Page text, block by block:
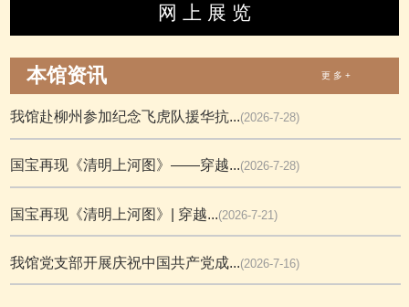
网 上 展 览
本馆资讯 更 多 +
我馆赴柳州参加纪念飞虎队援华抗...(2026-7-28)
国宝再现《清明上河图》——穿越...(2026-7-28)
国宝再现《清明上河图》| 穿越...(2026-7-21)
我馆党支部开展庆祝中国共产党成...(2026-7-16)